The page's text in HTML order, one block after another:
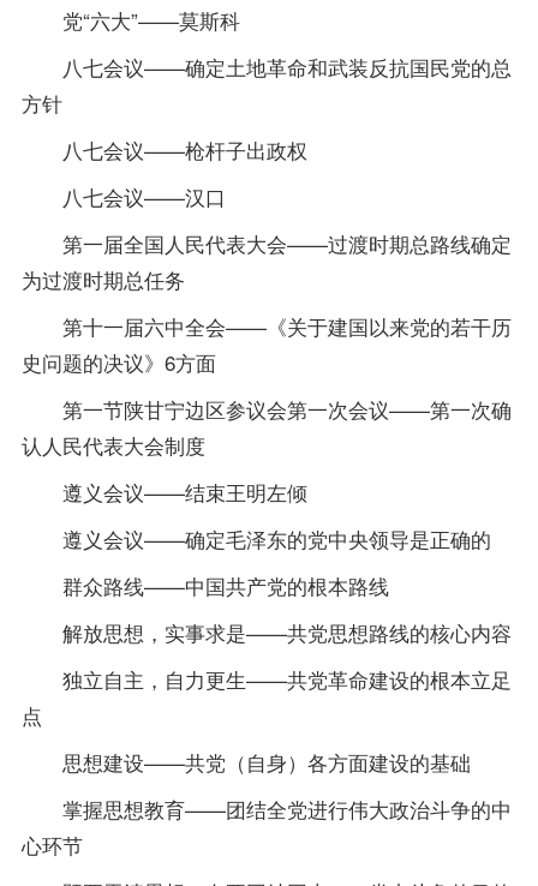
党“六大”——莫斯科
八七会议——确定土地革命和武装反抗国民党的总
方针
八七会议——枪杆子出政权
八七会议——汉口
第一届全国人民代表大会——过渡时期总路线确定
为过渡时期总任务
第十一届六中全会——《关于建国以来党的若干历
史问题的决议》6方面
第一节陕甘宁边区参议会第一次会议——第一次确
认人民代表大会制度
遵义会议——结束王明左倾
遵义会议——确定毛泽东的党中央领导是正确的
群众路线——中国共产党的根本路线
解放思想，实事求是——共党思想路线的核心内容
独立自主，自力更生——共党革命建设的根本立足
点
思想建设——共党（自身）各方面建设的基础
掌握思想教育——团结全党进行伟大政治斗争的中
心环节